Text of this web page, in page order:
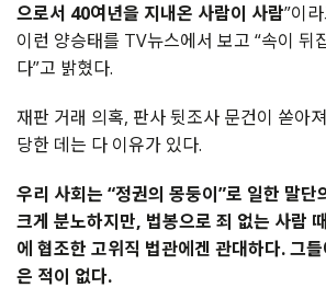
으로서 40여년을 지내온 사람이 사람”이
이런 양승태를 TV뉴스에서 보고 “속이 뒤
다”고 밝혔다.
재판 거래 의혹, 판사뒷조사 문건이 쏟아져
당한 데는 다 이유가 있다.
우리 사회는 “정권의 몽둥이”로 일한 말단
크게 분노하지만, 법봉으로 죄 없는 사람
에 협조한 고위직 법관에겐 관대하다.그
은 적이 없다.